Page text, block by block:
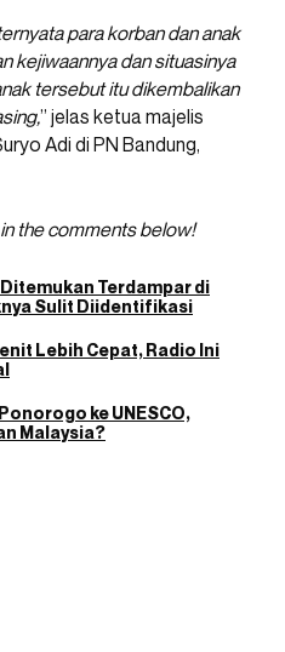
para korban dan anak
kejiwaannya dan situasinya
tersebut itu dikembalikan
” jelas ketua majelis
Adi di PN Bandung,
the comments below!
Terdampar di
Sulit Diidentifikasi
Lebih Cepat, Radio Ini
ke UNESCO,
Malaysia?